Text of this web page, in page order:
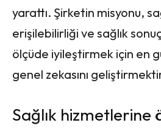
yarattı. Şirketin misyonu,
erişilebilirliği ve sağlık
ölçüde iyileştirmek için en
genel zekasını
Sağlık hizmetlerine